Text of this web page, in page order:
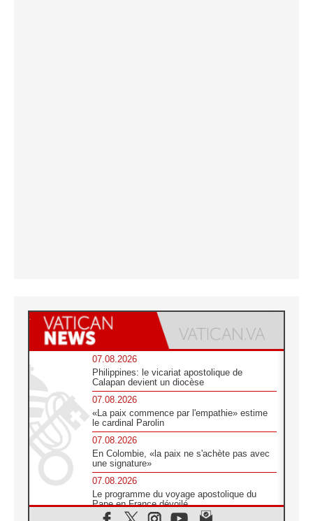
07.08.2026
Philippines: le vicariat apostolique de
Calapan devient un diocèse
07.08.2026
«La paix commence par l'empathie» estime
le cardinal Parolin
07.08.2026
En Colombie, «la paix ne s'achète pas avec
une signature»
07.08.2026
Le programme du voyage apostolique du
Pape en France dévoilé